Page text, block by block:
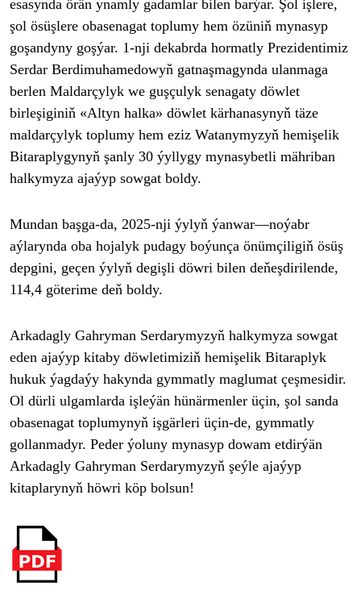
esasynda örän ynamly gadamlar bilen barýar. Şol işlere,
şol ösüşlere obasenagat toplumy hem özüniň mynasyp
goşandyny goşýar. 1-nji dekabrda hormatly Prezidentimiz
Serdar Berdimuhamedowyň gatnaşmagynda ulanmaga
berlen Maldarçylyk we guşçulyk senagaty döwlet
birleşiginiň «Altyn halka» döwlet kärhanasynyň täze
maldarçylyk toplumy hem eziz Watanymyzyň hemişelik
Bitaraplygynyň şanly 30 ýyllygy mynasybetli mähriban
halkymyza ajaýyp sowgat boldy.
Mundan başga-da, 2025-nji ýylyň ýanwar—noýabr
aýlarynda oba hojalyk pudagy boýunça önümçiligiň ösüş
depgini, geçen ýylyň degişli döwri bilen deňeşdirilende,
114,4 göterime deň boldy.
Arkadagly Gahryman Serdarymyzyň halkymyza sowgat
eden ajaýyp kitaby döwletimiziň hemişelik Bitaraplyk
hukuk ýagdaýy hakynda gymmatly maglumat çeşmesidir.
Ol dürli ulgamlarda işleýän hünärmenler üçin, şol sanda
obasenagat toplumynyň işgärleri üçin-de, gymmatly
gollanmadyr. Peder ýoluny mynasyp dowam etdirýän
Arkadagly Gahryman Serdarymyzyň şeýle ajaýyp
kitaplarynyň höwri köp bolsun!